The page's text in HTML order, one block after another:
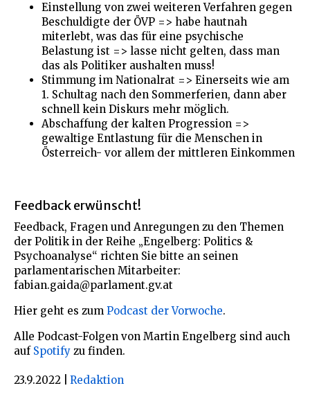
Einstellung von zwei weiteren Verfahren gegen
Beschuldigte der ÖVP => habe hautnah
miterlebt, was das für eine psychische
Belastung ist => lasse nicht gelten, dass man
das als Politiker aushalten muss!
Stimmung im Nationalrat => Einerseits wie am
1. Schultag nach den Sommerferien, dann aber
schnell kein Diskurs mehr möglich.
Abschaffung der kalten Progression =>
gewaltige Entlastung für die Menschen in
Österreich- vor allem der mittleren Einkommen
Feedback erwünscht!
Feedback, Fragen und Anregungen zu den Themen
der Politik in der Reihe „Engelberg: Politics &
Psychoanalyse“ richten Sie bitte an seinen
parlamentarischen Mitarbeiter:
fabian.gaida@parlament.gv.at
Hier geht es zum Podcast der Vorwoche.
Alle Podcast-Folgen von Martin Engelberg sind auch
auf Spotify zu finden.
23.9.2022 Redaktion